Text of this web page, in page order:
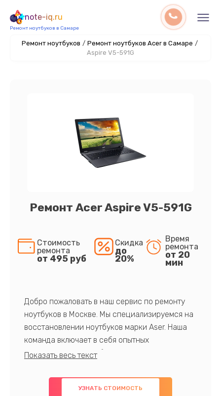
note-iq.ru
Ремонт ноутбуков в Самаре
Ремонт ноутбуков / Ремонт ноутбуков Acer в Самаре /
Aspire V5-591G
Ремонт Acer Aspire V5-591G
Стоимость
ремонта
от 495 руб
Скидка
до
20%
Время
ремонта
от 20
мин
Добро пожаловать в наш сервис по ремонту
ноутбуков в Москве. Мы специализируемся на
восстановлении ноутбуков марки Aser. Наша
команда включает в себя опытных
профессионалов с обширными знаниями и
предлагаем быстрый и качественный ремонт с
использованием оригинальных компонентов, а
УЗНАТЬ СТОИМОСТЬ